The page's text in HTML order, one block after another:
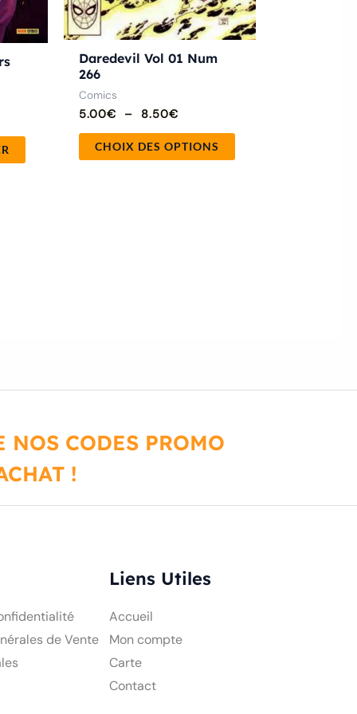
Daredevil Vol 01 Num
266
Comics
5.00€ – 8.50€
CHOIX DES OPTIONS
la
page
CODES PROMO
!
de Vente
Liens Utiles
Accueil
Mon compte
Carte
Contact